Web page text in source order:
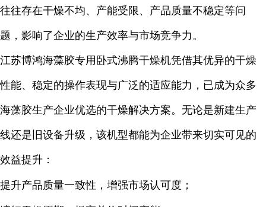
往往存在干燥不均、产能受限、产品质量不稳定等问
题，影响了企业的生产效率与市场竞争力。
江苏博鸿海藻胶专用卧式沸腾干燥机凭借其优异的干燥
性能、稳定的操作表现与广泛的适应能力，已成为众多
海藻胶生产企业优选的干燥解决方案。无论是新建生产
线还是旧设备升级，该机型都能为企业带来切实可见的
效益提升：
提升产品质量一致性，增强市场认可度；